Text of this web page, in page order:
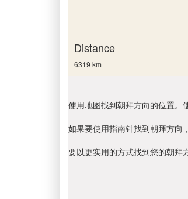
Distance
6319 km
使用地图找到朝拜方向的位置。
如果要使用指南针找到朝拜方向
要以更实用的方式找到您的朝拜